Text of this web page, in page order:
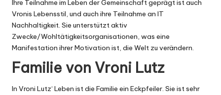
Ihre Teilnahme im Leben der Gemeinschaft geprägt ist auch
Vronis Lebensstil, und auch ihre Teilnahme an IT
Nachhaltigkeit. Sie unterstützt aktiv
Zwecke/Wohltätigkeitsorganisationen, was eine
Manifestation ihrer Motivation ist, die Welt zu verändern.
Familie von Vroni Lutz
In Vroni Lutz‘ Leben ist die Familie ein Eckpfeiler. Sie ist sehr